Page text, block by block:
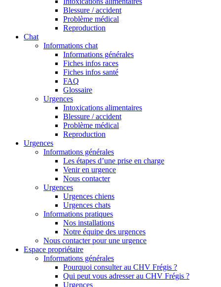
Blessure / accident
Problème médical
Reproduction
Chat
Informations chat
Informations générales
Fiches infos races
Fiches infos santé
FAQ
Glossaire
Urgences
Intoxications alimentaires
Blessure / accident
Problème médical
Reproduction
Urgences
Informations générales
Les étapes d’une prise en charge
Venir en urgence
Nous contacter
Urgences
Urgences chiens
Urgences chats
Informations pratiques
Nos installations
Notre équipe des urgences
Nous contacter pour une urgence
Espace propriétaire
Informations générales
Pourquoi consulter au CHV Frégis ?
Qui peut vous adresser au CHV Frégis ?
Urgences